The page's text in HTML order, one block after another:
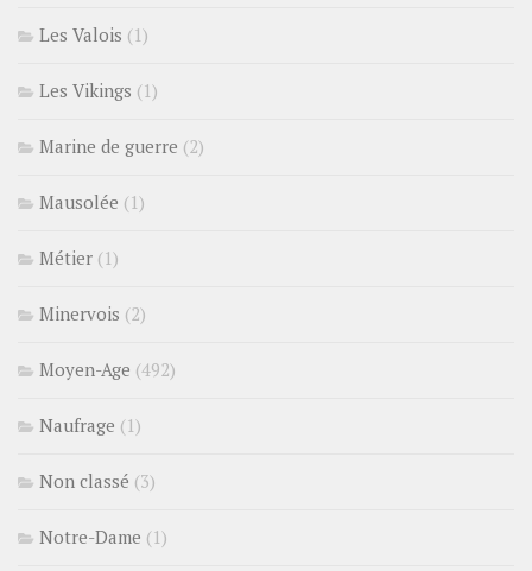
Les Valois (1)
Les Vikings (1)
Marine de guerre (2)
Mausolée (1)
Métier (1)
Minervois (2)
Moyen-Age (492)
Naufrage (1)
Non classé (3)
Notre-Dame (1)